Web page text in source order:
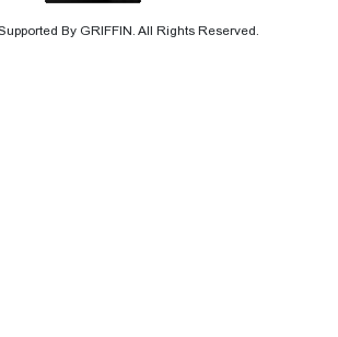
By GRIFFIN. All Rights Reserved.